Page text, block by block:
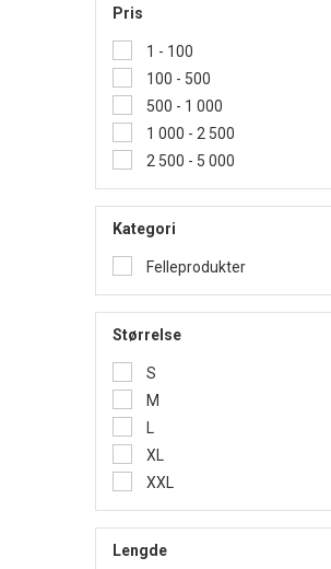
Pris
1 - 100
100 - 500
500 - 1 000
1 000 - 2 500
2 500 - 5 000
Kategori
Felleprodukter
Størrelse
S
M
XL
XXL
Lengde